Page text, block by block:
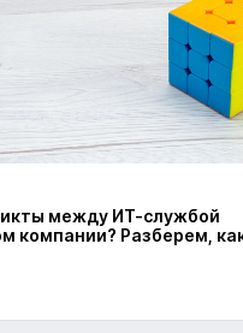
между ИТ-службой
компании? Разберем,